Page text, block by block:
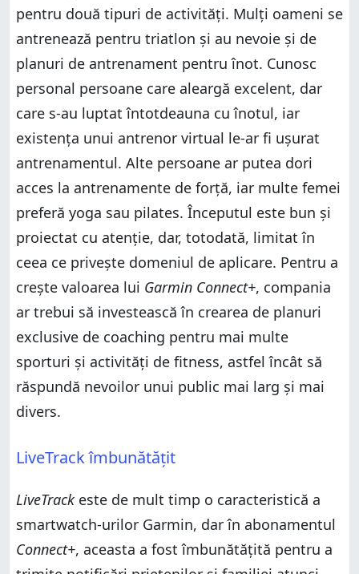
pentru două tipuri de activități. Mulți oameni se
antrenează pentru triatlon și au nevoie și de
planuri de antrenament pentru înot. Cunosc
personal persoane care aleargă excelent, dar
care s-au luptat întotdeauna cu înotul, iar
existența unui antrenor virtual le-ar fi ușurat
antrenamentul. Alte persoane ar putea dori
acces la antrenamente de forță, iar multe femei
preferă yoga sau pilates. Începutul este bun și
proiectat cu atenție, dar, totodată, limitat în
ceea ce privește domeniul de aplicare. Pentru a
crește valoarea lui Garmin Connect+, compania
ar trebui să investească în crearea de planuri
exclusive de coaching pentru mai multe
sporturi și activități de fitness, astfel încât să
răspundă nevoilor unui public mai larg și mai
divers.
LiveTrack îmbunătățit
LiveTrackeste de mult timp o caracteristică a
smartwatch-urilor Garmin, dar în abonamentul
Connect+, aceasta a fost îmbunătățită pentru a